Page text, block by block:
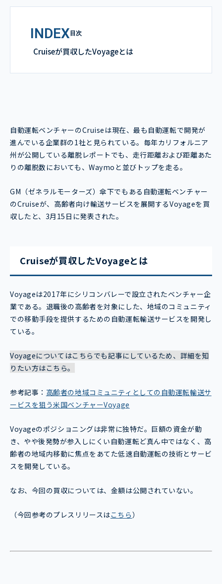
INDEX 目次
Cruiseが買収したVoyageとは
自動運転ベンチャーのCruiseは現在、最も自動運転で開発が
進んでいる企業群の1社と見られている。毎年カリフォルニア
州が公開している離脱レポートでも、走行距離および距離あた
りの離脱数においても、Waymoと並びトップを走る。
GM（ゼネラルモーターズ）傘下でもある自動運転ベンチャー
のCruiseが、高齢者向け輸送サービスを展開するVoyageを買
収したと、3月15日に発表された。
Cruiseが買収したVoyageとは
Voyageは2017年にシリコンバレーで設立されたベンチャー企
業である。退職後の高齢者を対象にした、地域のコミュニティ
での移動手段を提供するための自動運転輸送サービスを開発し
ている。
Voyageについてはこちらでも記事にしているため、詳細を知
りたい方はこちら。
参考記事： 高齢者の地域コミュニティとしての自動運転輸送サ
ービスを狙う米国ベンチャーVoyage
Voyageのポジショニングは非常に独特だ。巨額の資金が動
き、やや後発勢が参入しにくい自動運転ど真ん中ではなく、高
齢者の地域内移動に焦点をあてた低速自動運転の技術とサービ
スを開発している。
なお、今回の買収については、金額は公開されていない。
（今回参考のプレスリリースはこちら）